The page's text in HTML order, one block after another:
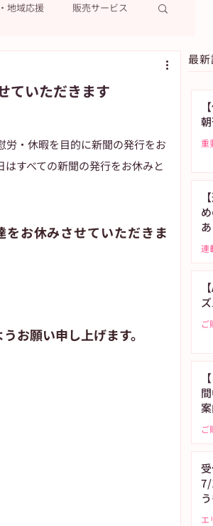
地域応援 販売サービス
ていただきます
・休暇を目的に新聞の発行をお
すべての新聞の発行をお休みと
お休みさせていただきま
お願い申し上げます。
最
重
連
ご
ご
7/
エ